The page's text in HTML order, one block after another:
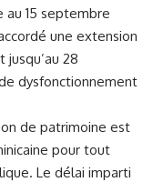
15 septembre
une extension
28
dysfonctionnement
de patrimoine est
pour tout
Le délai imparti